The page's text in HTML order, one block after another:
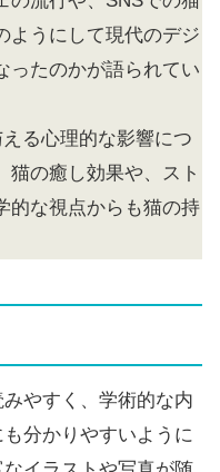
ようにして現代のデジ
ったのかが語られてい
る心理的な影響につ
猫の癒し効果や、スト
的な視点からも猫の持
やすく、学術的な内
分かりやすいように